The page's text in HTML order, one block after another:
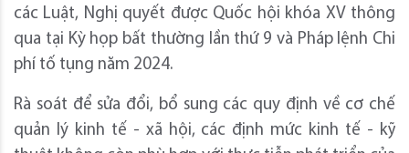
các Luật, Nghị quyết được Quốc hội khóa XV thông
qua tại Kỳ họp bất thường lần thứ 9 và Pháp lệnh Chi
phí tố tụng năm 2024.
Rà soát để sửa đổi, bổ sung các quy định về cơ chế
quản lý kinh tế - xã hội, các định mức kinh tế - kỹ